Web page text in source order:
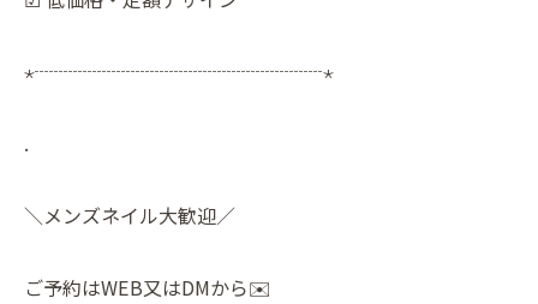
⋆┈┈┈┈┈┈┈┈┈┈┈┈┈┈┈⋆
.
＼メンズネイル大歓迎／
ご予約はWEB又はDMから✉️